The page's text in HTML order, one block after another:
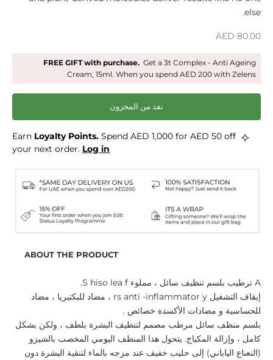
else.
السعر بعد الخصم
AED 80.00
FREE GIFT with purchase. Get a 3t Complex - Anti Ageing
Cream, 15ml. When you spend AED 200 with Zelens
نفد من المخزون
⟡
Loyalty Points. Spend AED 1,000 for AED 50 off
your next order. Log in
ABOUT THE PRODUCT
A ترطيب بلسم تنظيف سائل ، مملوء S hiso lea f.
إيقاف التشغيل
rs anti -inflammator y ، مضاد للبكتيريا ، مضاد
للحساسية و مضادات الأكسدة خصائص .
بلسم منظف سائل مرطب مصمم لتنظيف البشرة بلطف ، ولكن بشكل
كامل ، وإزالة المكياج. يتحول هذا المنظف اليومي المخصب بالشيزو
(النعناع الياباني) إلى حليب خفيف عند مزجه بالماء لتنقية البشرة دون